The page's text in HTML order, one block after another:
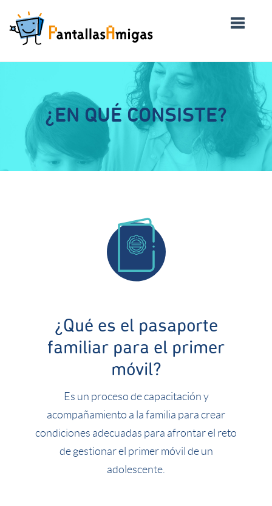
¿EN QUÉ CONSISTE?
¿Qué es el pasaporte
familiar para el primer
móvil?
Es un proceso de capacitación y
acompañamiento a la familia para crear
condiciones adecuadas para afrontar el reto
de gestionar el primer móvil de un
adolescente.